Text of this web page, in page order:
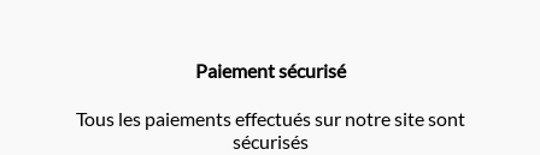
Paiement sécurisé
Tous les paiements effectués sur notre site sont
sécurisés